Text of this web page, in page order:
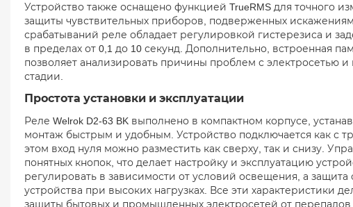
Устройство также оснащено функцией TrueRMS для точного
защиты чувствительных приборов, подверженных
срабатываний реле обладает регулировкой гистерезиса и
в пределах от 0,1 до 10 секунд. Дополнительно, встроенная
позволяет анализировать причины проблем с электросетью
стадии.
Простота установки и эксплуатации
Реле Welrok D2-63 BK выполнено в компактном корпусе,
монтаж быстрым и удобным. Устройство подключается как с
этом вход нуля можно разместить как сверху, так и снизу.
понятных кнопок, что делает настройку и эксплуатацию
регулировать в зависимости от условий освещения, а
устройства при высоких нагрузках. Все эти характеристики
защиты бытовых и промышленных электросетей от